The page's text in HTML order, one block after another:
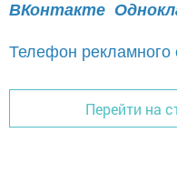
ВКонтакте
Телефон рекламного
Перейти на